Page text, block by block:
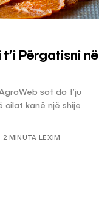
Përgatisni në
sot do t’ju
kanë një shije
2 MINUTA LEXIM